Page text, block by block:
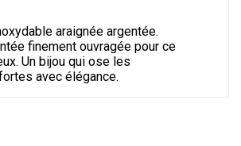
araignée argentée.
finement ouvragée pour ce
Un bijou qui ose les
avec élégance.